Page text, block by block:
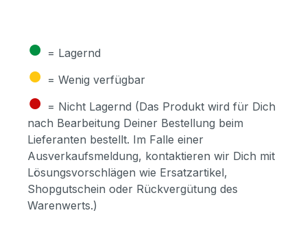
● = Lagernd
● = Wenig verfügbar
● = Nicht Lagernd (Das Produkt wird für Dich
nach Bearbeitung Deiner Bestellung beim
Lieferanten bestellt. Im Falle einer
Ausverkaufsmeldung, kontaktieren wir Dich mit
Lösungsvorschlägen wie Ersatzartikel,
Shopgutschein oder Rückvergütung des
Warenwerts.)